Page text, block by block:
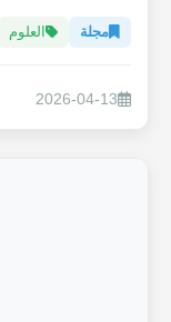
مجلة العلوم
2026-04-13